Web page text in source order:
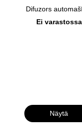
Difuzors
Ei varastossa
Näytä